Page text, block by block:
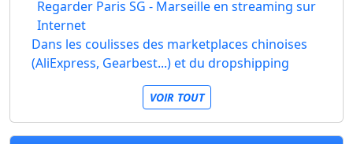
Regarder Paris SG - Marseille en streaming sur
Internet
Dans les coulisses des marketplaces chinoises
(AliExpress, Gearbest...) et du dropshipping
VOIR TOUT